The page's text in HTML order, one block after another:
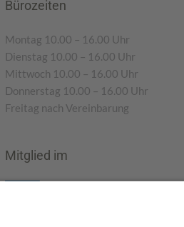
Bürozeiten
Montag 10.00 – 16.00 Uhr
Dienstag 10.00 – 16.00 Uhr
Mittwoch 10.00 – 16.00 Uhr
Donnerstag 10.00 – 16.00 Uhr
Freitag nach Vereinbarung
Mitglied im